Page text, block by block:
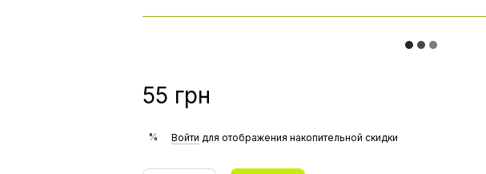
55 грн
% Войти для отображения накопительной скидки